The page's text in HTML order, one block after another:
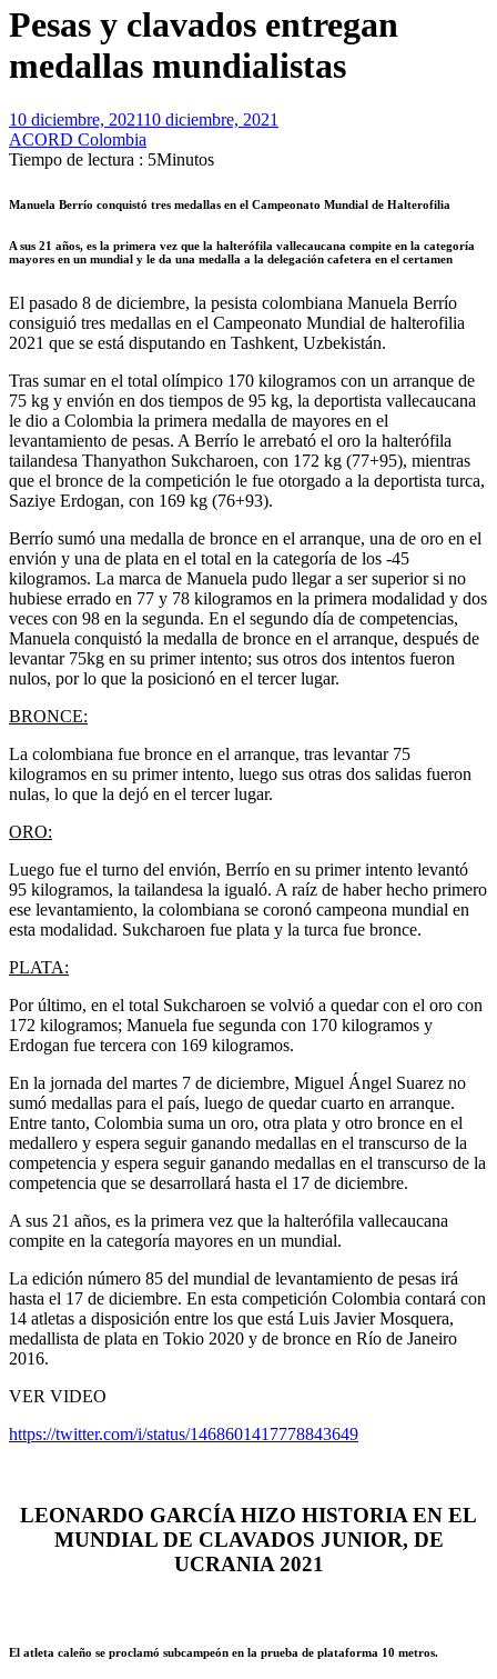
Pesas y clavados entregan
medallas mundialistas
10 diciembre, 202110 diciembre, 2021
ACORD Colombia
Tiempo de lectura : 5Minutos
Manuela Berrío conquistó tres medallas en el Campeonato Mundial de Halterofilia
A sus 21 años, es la primera vez que la halterófila vallecaucana compite en la categoría
mayores en un mundial y le da una medalla a la delegación cafetera en el certamen
El pasado 8 de diciembre, la pesista colombiana Manuela Berrío
consiguió tres medallas en el Campeonato Mundial de halterofilia
2021 que se está disputando en Tashkent, Uzbekistán.
Tras sumar en el total olímpico 170 kilogramos con un arranque de
75 kg y envión en dos tiempos de 95 kg, la deportista vallecaucana
le dio a Colombia la primera medalla de mayores en el
levantamiento de pesas. A Berrío le arrebató el oro la halterófila
tailandesa Thanyathon Sukcharoen, con 172 kg (77+95), mientras
que el bronce de la competición le fue otorgado a la deportista turca,
Saziye Erdogan, con 169 kg (76+93).
Berrío sumó una medalla de bronce en el arranque, una de oro en el
envión y una de plata en el total en la categoría de los -45
kilogramos. La marca de Manuela pudo llegar a ser superior si no
hubiese errado en 77 y 78 kilogramos en la primera modalidad y dos
veces con 98 en la segunda. En el segundo día de competencias,
Manuela conquistó la medalla de bronce en el arranque, después de
levantar 75kg en su primer intento; sus otros dos intentos fueron
nulos, por lo que la posicionó en el tercer lugar.
BRONCE:
La colombiana fue bronce en el arranque, tras levantar 75
kilogramos en su primer intento, luego sus otras dos salidas fueron
nulas, lo que la dejó en el tercer lugar.
ORO:
Luego fue el turno del envión, Berrío en su primer intento levantó
95 kilogramos, la tailandesa la igualó. A raíz de haber hecho primero
ese levantamiento, la colombiana se coronó campeona mundial en
esta modalidad. Sukcharoen fue plata y la turca fue bronce.
PLATA:
Por último, en el total Sukcharoen se volvió a quedar con el oro con
172 kilogramos; Manuela fue segunda con 170 kilogramos y
Erdogan fue tercera con 169 kilogramos.
En la jornada del martes 7 de diciembre, Miguel Ángel Suarez no
sumó medallas para el país, luego de quedar cuarto en arranque.
Entre tanto, Colombia suma un oro, otra plata y otro bronce en el
medallero y espera seguir ganando medallas en el transcurso de la
competencia y espera seguir ganando medallas en el transcurso de la
competencia que se desarrollará hasta el 17 de diciembre.
A sus 21 años, es la primera vez que la halterófila vallecaucana
compite en la categoría mayores en un mundial.
La edición número 85 del mundial de levantamiento de pesas irá
hasta el 17 de diciembre. En esta competición Colombia contará con
14 atletas a disposición entre los que está Luis Javier Mosquera,
medallista de plata en Tokio 2020 y de bronce en Río de Janeiro
2016.
VER VIDEO
https://twitter.com/i/status/1468601417778843649
LEONARDO GARCÍA HIZO HISTORIA EN EL
MUNDIAL DE CLAVADOS JUNIOR, DE
UCRANIA 2021
El atleta caleño se proclamó subcampeón en la prueba de plataforma 10 metros.